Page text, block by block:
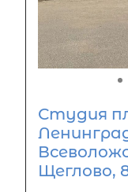
Студия
Щеглово,